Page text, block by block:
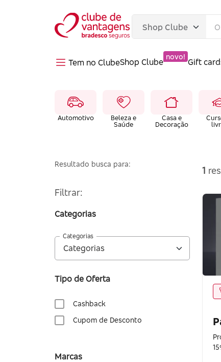
Tem no ClubeShop Clube
novo!
Gift
Automotivo
Beleza e
Saúde
Casa e
Decoração
Resultado busca para:
Filtrar:
Categorias
Categorias
Tipo de Oferta
Cashback
Cupom de Desconto
Marcas
1